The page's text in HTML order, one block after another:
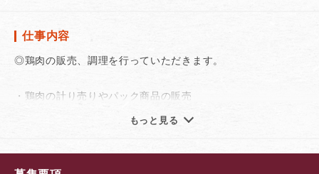
◆手当や待遇も充実しています！
◆将来独立を目指す方にも、スキルが身に付きます！
仕事内容
◎鶏肉の販売、調理を行っていただきます。
・鶏肉の計り売りやパック商品の販売
接客、レジ、店内清掃、商品の陳列
もっと見る